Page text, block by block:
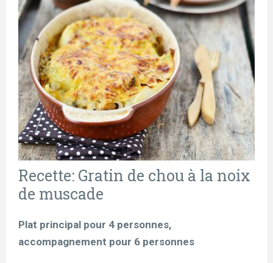
Recette: Gratin de chou à la noix
de muscade
Plat principal pour 4 personnes,
accompagnement pour 6 personnes